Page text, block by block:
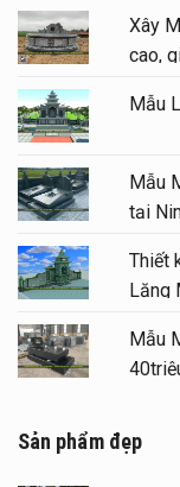
Xây
cao,
Mẫu
Mẫu
tại
Thiết
Lăng
Mẫu
Sản phẩm đẹp